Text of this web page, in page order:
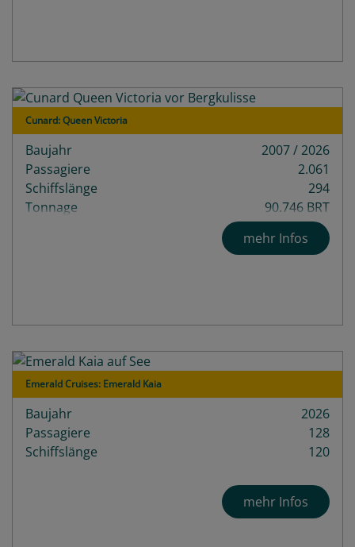
Cunard: Queen Victoria
Baujahr
2007 / 2026
Passagiere
2.061
Schiffslänge
294
Tonnage
90.746 BRT
12
mehr Infos
Emerald Cruises: Emerald Kaia
Baujahr
2026
Passagiere
128
Schiffslänge
120
mehr Infos